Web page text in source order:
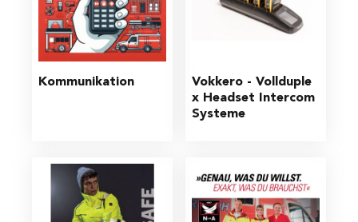
Kommunikation
Vokkero - Vollduple
x Headset Intercom
Systeme